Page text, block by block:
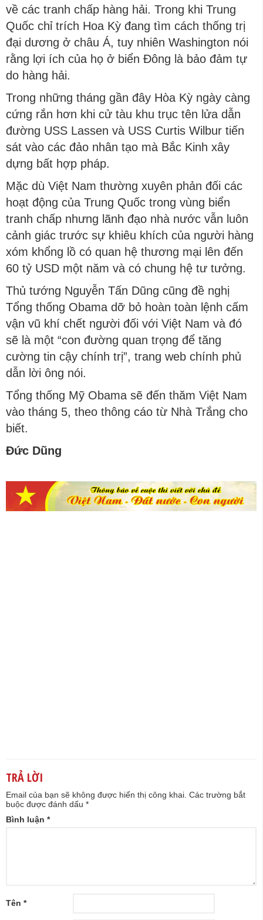
về các tranh chấp hàng hải. Trong khi Trung
Quốc chỉ trích Hoa Kỳ đang tìm cách thống trị
đại dương ở châu Á, tuy nhiên Washington nói
rằng lợi ích của họ ở biển Đông là bảo đảm tự
do hàng hải.
Trong những tháng gần đây Hòa Kỳ ngày càng
cứng rắn hơn khi cử tàu khu trục tên lửa dẫn
đường USS Lassen và USS Curtis Wilbur tiến
sát vào các đảo nhân tạo mà Bắc Kinh xây
dựng bất hợp pháp.
Mặc dù Việt Nam thường xuyên phản đối các
hoạt động của Trung Quốc trong vùng biển
tranh chấp nhưng lãnh đạo nhà nước vẫn luôn
cảnh giác trước sự khiêu khích của người hàng
xóm khổng lồ có quan hệ thương mại lên đến
60 tỷ USD một năm và có chung hệ tư tưởng.
Thủ tướng Nguyễn Tấn Dũng cũng đề nghị
Tổng thống Obama dỡ bỏ hoàn toàn lệnh cấm
vận vũ khí chết người đối với Việt Nam và đó
sẽ là một “con đường quan trọng để tăng
cường tin cậy chính trị”, trang web chính phủ
dẫn lời ông nói.
Tổng thống Mỹ Obama sẽ đến thăm Việt Nam
vào tháng 5, theo thông cáo từ Nhà Trắng cho
biết.
Đức Dũng
TRẢ LỜI
Email của bạn sẽ không được hiển thị công khai. Các trường bắt
buộc được đánh dấu *
Bình luận *
Tên *